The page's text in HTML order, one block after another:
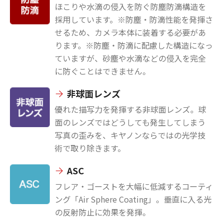
ほこりや水滴の侵入を防ぐ防塵防滴構造を
採用しています。※防塵・防滴性能を発揮さ
せるため、カメラ本体に装着する必要があ
ります。※防塵・防滴に配慮した構造になっ
ていますが、砂塵や水滴などの侵入を完全
に防ぐことはできません。
非球面レンズ
優れた描写力を発揮する非球面レンズ。球
面のレンズではどうしても発生してしまう
写真の歪みを、キヤノンならではの光学技
術で取り除きます。
ASC
フレア・ゴーストを大幅に低減するコーティ
ング「Air Sphere Coating」。垂直に入る光
の反射防止に効果を発揮。